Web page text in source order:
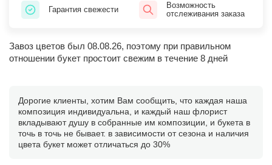
Гарантия свежести
Возможность
отслеживания заказа
Завоз цветов был 08.08.26, поэтому при правильном
отношении букет простоит свежим в течение 8 дней
Дорогие клиенты, хотим Вам сообщить, что каждая наша
композиция индивидуальна, и каждый наш флорист
вкладывают душу в собранные им композиции, и букета в
точь в точь не бывает. в зависимости от сезона и наличия
цвета букет может отличаться до 30%